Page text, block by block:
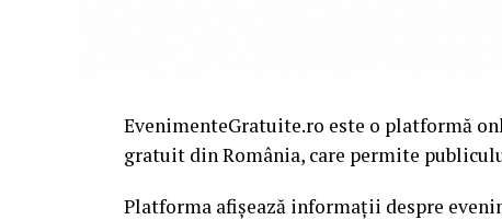
EvenimenteGratuite.ro este o platformă
gratuit din România, care permite
Platforma afișează informații despre